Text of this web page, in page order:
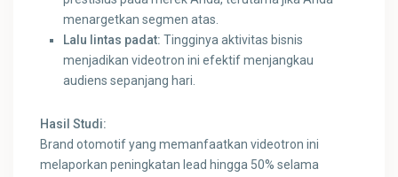
menargetkan segmen atas.
Lalu lintas padat: Tingginya aktivitas bisnis
menjadikan videotron ini efektif menjangkau
audiens sepanjang hari.
Hasil Studi:
Brand otomotif yang memanfaatkan videotron ini
melaporkan peningkatan lead hingga 50% selama